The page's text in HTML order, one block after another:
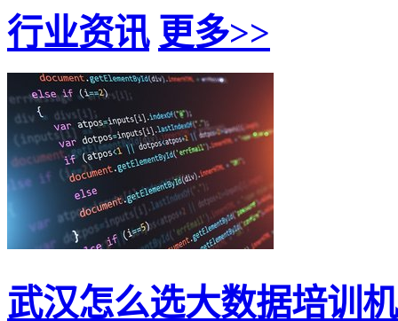
行业资讯 更多>>
武汉怎么选大数据培训